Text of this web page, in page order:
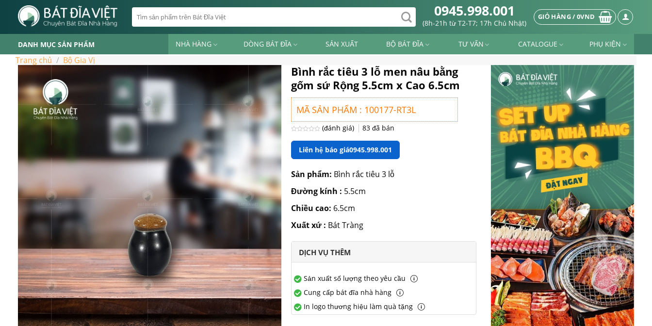
content
Tìm
kiếm:
0945.998.001
(8h-21h từ T2-T7; 17h Chủ Nhật)
GIỎ HÀNG /0VND
DANH MỤC SẢN PHẨM NHÀ HÀNG DÒNG BÁT ĐĨA SẢN XUẤT BỘ BÁT ĐĨA TƯ VẤN CATALOGUE PHỤ KIỆN
Trang chủ / Bộ Gia Vị
Bình rắc tiêu 3 lỗ men nâu bằng
gốm sứ Rộng 5.5cm x Cao 6.5cm
MÃ SẢN PHẨM : 100177-RT3L
xếp
hạng
5
(đánh giá) 83 đã bán
Liên hệ báo giá0945.998.001
Sản phẩm: Bình rắc tiêu 3 lỗ
Đường kính : 5.5cm
Chiều cao: 6.5cm
Xuất xứ : Bát Tràng
DỊCH VỤ THÊM
Sản xuất số lượng theo yêu cầu
Cung cấp bát đĩa nhà hàng
In logo thương hiệu làm quà tặng